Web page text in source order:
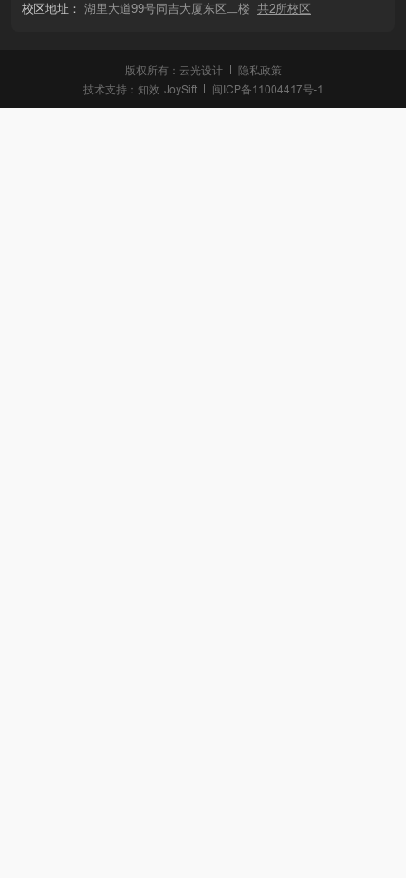
校区地址： 湖里大道99号同吉大厦东区二楼 共2所校区
版权所有：云光设计
隐私政策
技术支持： 知效 JoySift 闽ICP备11004417号-1